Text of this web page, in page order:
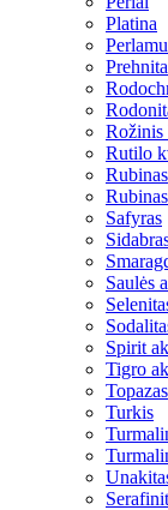
Platina
Rožinis
Rutilo
Rubinas
Safyras
Saulės
Spirit
Tigro
Topazas
Turkis